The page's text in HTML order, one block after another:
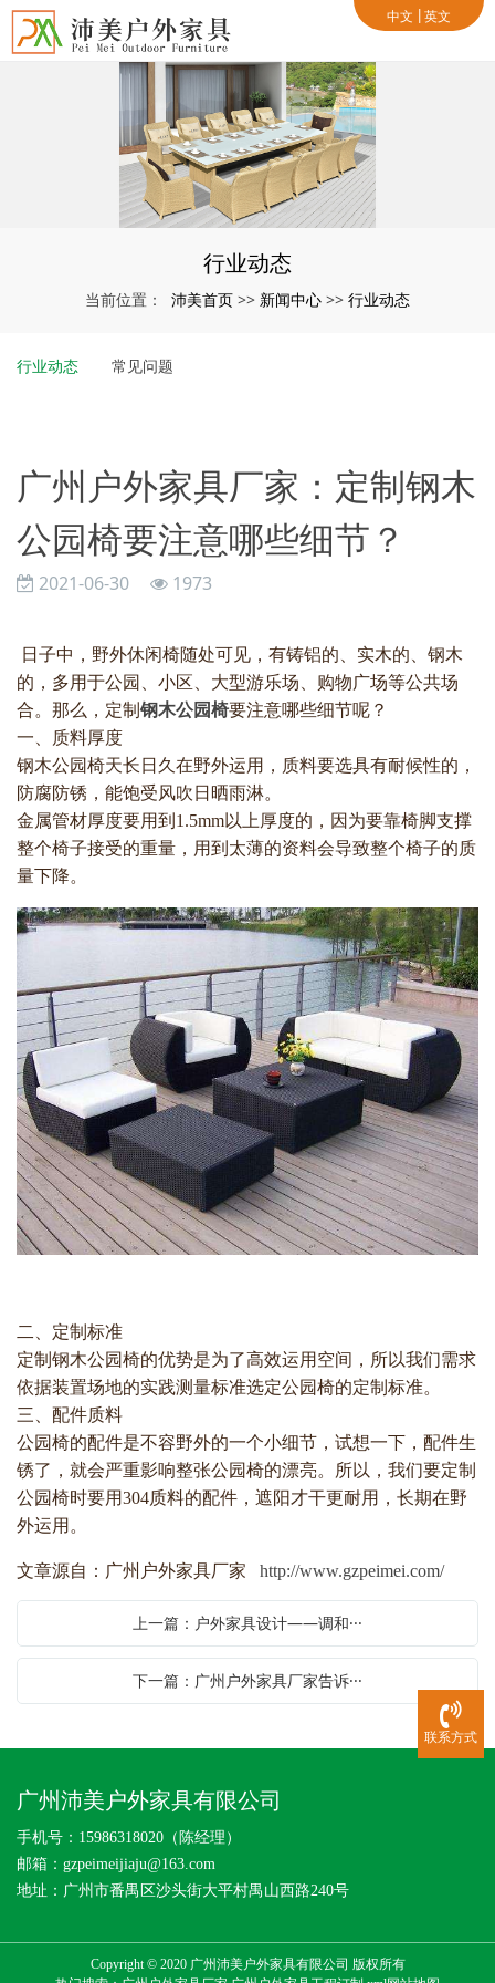
中文 英文
行业动态
当前位置： 沛美首页 >> 新闻中心 >> 行业动态
行业动态 常见问题
广州户外家具厂家：定制钢木
公园椅要注意哪些细节？
2021-06-30 1973
日子中，野外休闲椅随处可见，有铸铝的、实木的、钢木
的，多用于公园、小区、大型游乐场、购物广场等公共场
合。那么，定制 钢木公园椅要注意哪些细节呢？
一、质料厚度
钢木公园椅天长日久在野外运用，质料要选具有耐候性的，
防腐防锈，能饱受风吹日晒雨淋。
金属管材厚度要用到1.5mm以上厚度的，因为要靠椅脚支撑
整个椅子接受的重量，用到太薄的资料会导致整个椅子的质
量下降。
二、定制标准
定制钢木公园椅的优势是为了高效运用空间，所以我们需求
依据装置场地的实践测量标准选定公园椅的定制标准。
三、配件质料
公园椅的配件是不容野外的一个小细节，试想一下，配件生
锈了，就会严重影响整张公园椅的漂亮。所以，我们要定制
公园椅时要用304质料的配件，遮阳才干更耐用，长期在野
外运用。
文章源自：广州户外家具厂家 http://www.gzpeimei.com/
上一篇：户外家具设计——调和···
下一篇：广州户外家具厂家告诉···
广州沛美户外家具有限公司
手机号：15986318020（陈经理）
邮箱：gzpeimeijiaju@163.com
地址：广州市番禺区沙头街大平村禺山西路240号
Copyright © 2020 广州沛美户外家具有限公司 版权所有
联系方式